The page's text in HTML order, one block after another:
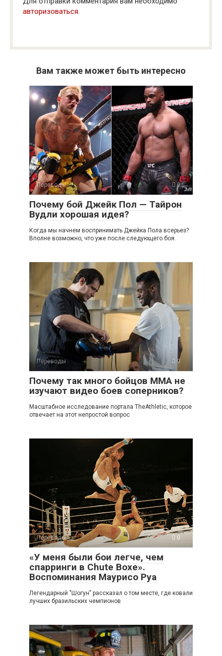
авторизоваться.
Вам также может быть интересно
Переводы 0
Почему бой Джейк Пол — Тайрон
Вудли хорошая идея?
Когда мы начнем воспринимать Джейка Пола всерьез?
Вполне возможно, что уже после следующего боя.
Переводы 0
Почему так много бойцов ММА не
изучают видео боев соперников?
Масштабное исследование портала TheAthletic, которое
отвечает на этот непростой вопрос
Переводы 0
«У меня были бои легче, чем
спарринги в Chute Boxe».
Воспоминания Маурисо Руа
Легендарный "Шогун" рассказал о том месте, где ковали
лучших бразильских чемпионов